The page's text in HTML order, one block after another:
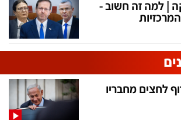
| למה זה חשוב -
לחצים מחבריו